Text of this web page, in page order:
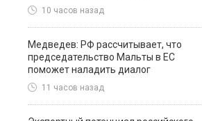
10 часов назад
Медведев: РФ рассчитывает, что
председательство Мальты в ЕС
поможет наладить диалог
11 часов назад